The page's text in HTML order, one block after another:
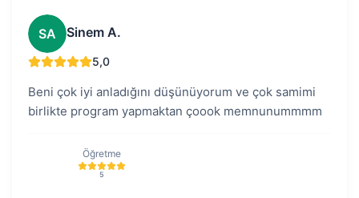
SA Sinem A.
5,0
Beni çok iyi anladığını düşünüyorum ve çok samimi
birlikte program yapmaktan çoook memnunummmm
Öğretme
5